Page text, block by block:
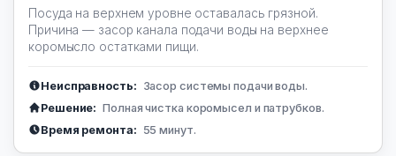
Посуда на верхнем уровне оставалась грязной.
Причина — засор канала подачи воды на верхнее
коромысло остатками пищи.
Неисправность: Засор системы подачи воды.
Решение: Полная чистка коромысел и патрубков.
Время ремонта: 55 минут.